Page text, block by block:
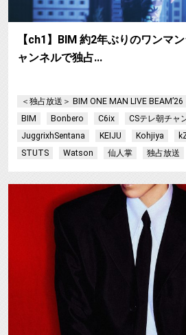
【ch1】BIM 約2年ぶりのワンマ
ャンネルで独占…
＜独占放送＞ BIM ONE MAN LIVE BEAM’26
BIM
Bonbero C6ix CSテレ朝チャ
JuggrixhSentana
KEIJU Kohjiya
STUTS
Watson 仙人掌 独占放送